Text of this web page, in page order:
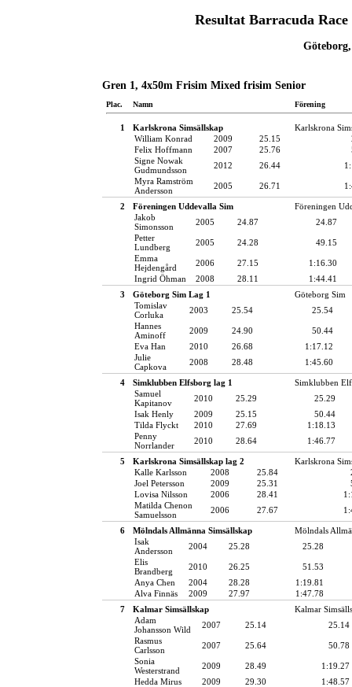
Resultat Barracuda
Göteborg,
Gren 1, 4x50m Frisim Mixed frisim Senior
Plac. Namn Förening
1 Karlskrona Simsällskap
Karlskrona
William Konrad
2009 25.15
Felix Hoffmann
2007 25.76
Signe Nowak
Gudmundsson
2012 26.44
Myra Ramström
Andersson
2005 26.71
2 Föreningen Uddevalla Sim
Föreningen
Jakob
Simonsson
2005 24.87
24.87
Petter
Lundberg
2005 24.28
49.15
Emma
Hejdengård
2006 27.15
1:16.30
Ingrid Öhman
2008 28.11
1:44.41
3
Göteborg Sim Lag 1
Göteborg Sim
Tomislav
Corluka
2003 25.54
25.54
Hannes
Aminoff
2009 24.90
50.44
Eva Han
2010 26.68
1:17.12
Julie
Capkova
2008 28.48 1:45.60
4 Simklubben Elfsborg lag 1
Simklubben
Samuel
Kapitanov
2010 25.29
25.29
Isak Henly
2009 25.15
50.44
Tilda Flyckt
2010 27.69
1:18.13
Penny
Norrlander
2010 28.64 1:46.77
5 Karlskrona Simsällskap lag 2
Karlskrona
Kalle Karlsson
2008 25.84
Joel Petersson
2009 25.31
Lovisa Nilsson
2006 28.41
Matilda Chenon
Samuelsson
2006 27.67
6 Mölndals Allmänna Simsällskap
Mölndals
Isak
Andersson
2004 25.28
25.28
Elis
Brandberg
2010 26.25
51.53
Anya Chen
2004 28.28
1:19.81
Alva Finnäs
2009 27.97
1:47.78
7
Kalmar Simsällskap
Kalmar
Adam
Johansson Wild
2007 25.14
25.14
Rasmus
Carlsson
2007 25.64
50.78
Sonia
Westerstrand
2009 28.49
1:19.27
Hedda Mirus
2009 29.30
1:48.57